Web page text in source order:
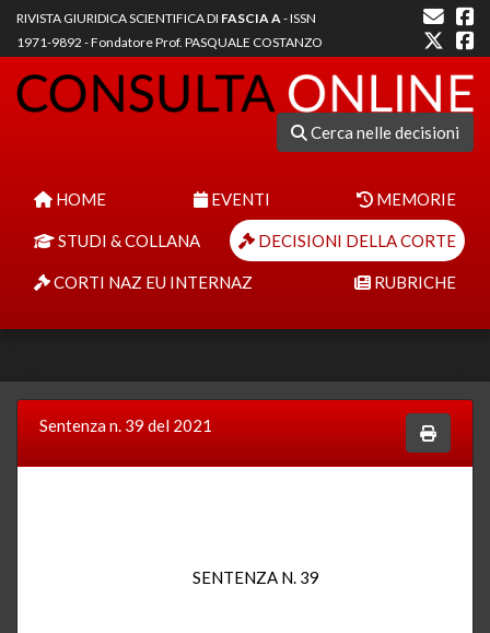
RIVISTA GIURIDICA SCIENTIFICA DI FASCIA A- ISSN
1971-9892 - Fondatore Prof. PASQUALE COSTANZO
Cerca nelle decisioni
HOME EVENTI MEMORIE
STUDI & COLLANA DECISIONI DELLA CORTE
CORTI NAZ EU INTERNAZ RUBRICHE
Sentenza n. 39 del 2021
SENTENZA N. 39